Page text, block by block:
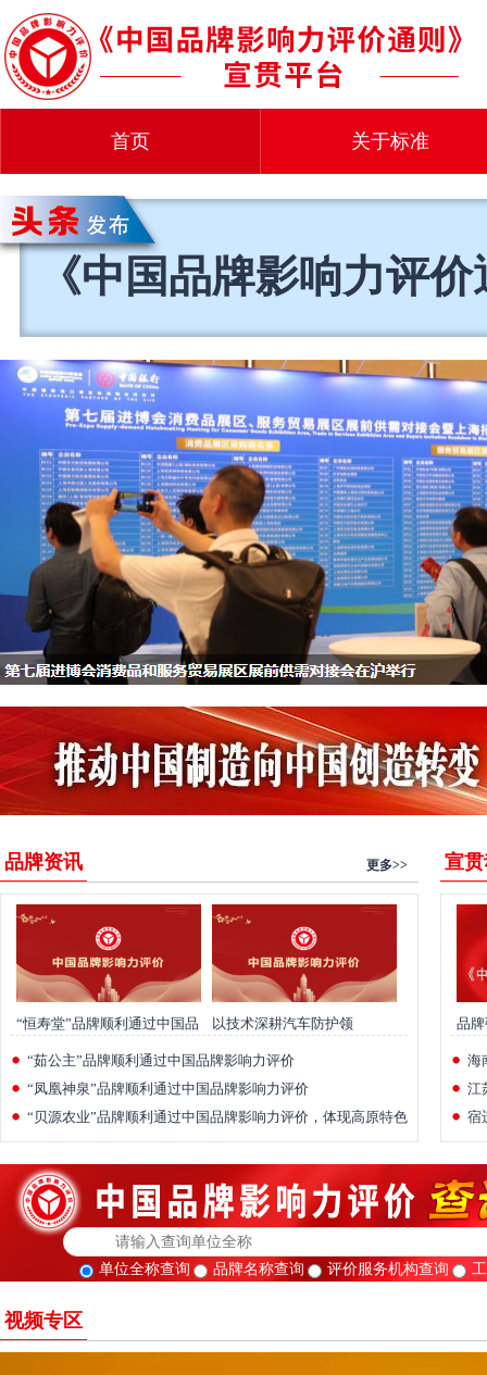
首页 关于标准
《中国品牌影响力评
更多>>
品牌资讯
“恒寿堂”品牌顺利通过中国品
牌影响力评价，以科学滋补推
动东方养生智慧传承发展
以技术深耕汽车防护领
域，“悍隆途”品牌顺利通过中
国品牌影响力评价
“茹公主”品牌顺利通过中国品牌影响力评价
“凤凰神泉”品牌顺利通过中国品牌影响力评价
“贝源农业”品牌顺利通过中国品牌影响力评价，体现高原特色
农业综合服务能力
宣
品
公告
海
江
宿
单位全称查询 品牌名称查询 评价服务机构查询
视频专区